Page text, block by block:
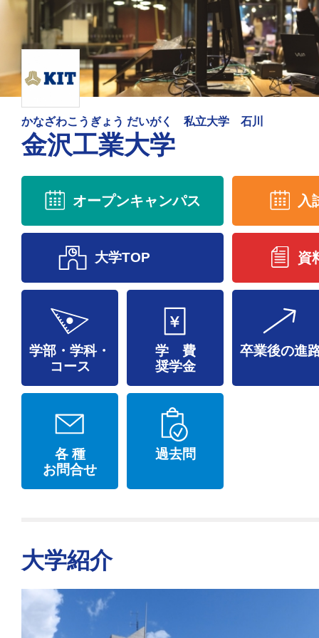
かなざわこうぎょう だいがく 私立大学 石川
金沢工業大学
オープンキャンパス 入
資
大学TOP
学部・学科・
コース
学 費
奨学金
卒業後の進
各 種
お問合せ
過去問
大学紹介